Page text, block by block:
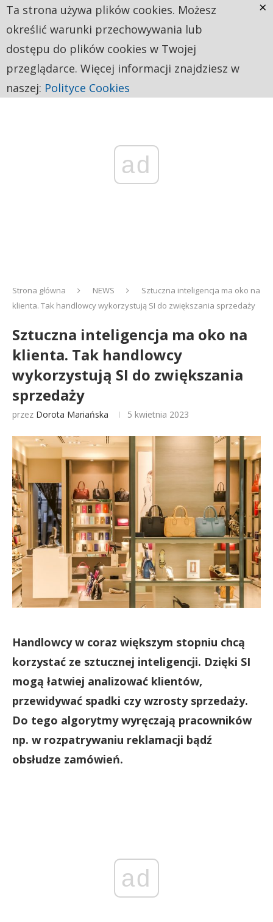
ad
Strona główna NEWS
Sztuczna inteligencja ma oko na
klienta. Tak handlowcy wykorzystują SI do zwiększania sprzedaży
Sztuczna inteligencja ma oko na
klienta. Tak handlowcy
wykorzystują SI do zwiększania
sprzedaży
przez Dorota Mariańska 5 kwietnia 2023
Handlowcy w coraz większym stopniu chcą
korzystać ze sztucznej inteligencji. Dzięki SI
mogą łatwiej analizować klientów,
przewidywać spadki czy wzrosty sprzedaży.
Do tego algorytmy wyręczają pracowników
np. w rozpatrywaniu reklamacji bądź
obsłudze zamówień.
ad
Ta strona używa plików cookies. Możesz
określić warunki przechowywania lub
dostępu do plików cookies w Twojej
przeglądarce. Więcej informacji znajdziesz w
naszej: Polityce Cookies
×